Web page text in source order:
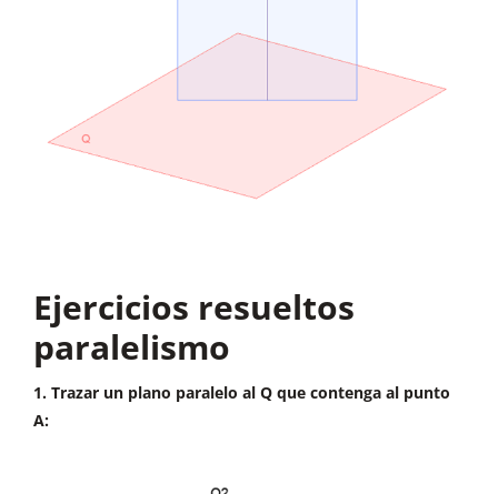
Ejercicios resueltos
paralelismo
1. Trazar un plano paralelo al Q que contenga al punto
A: